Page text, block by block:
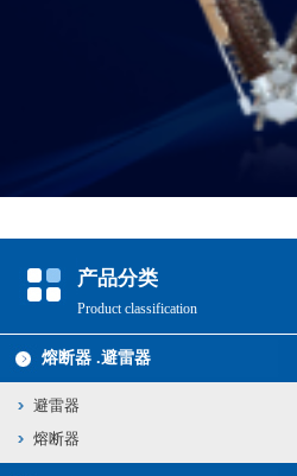
产品分类
Product classification
熔断器 .避雷器
避雷器
熔断器